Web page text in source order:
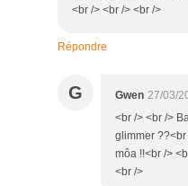
<br /> <br /> <br />
Répondre
G Gwen 27/03/
<br /> <br />
glimmer ??<br
môa !!<br />
<br />